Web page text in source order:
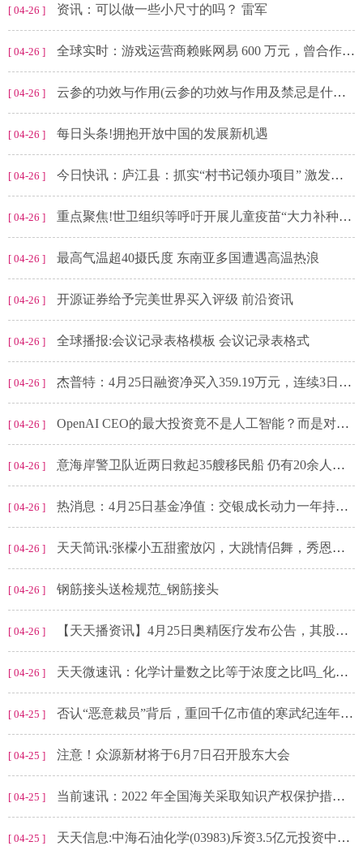
[ 04-26 ] 资讯：可以做一些小尺寸的吗？ ​​​雷军
[ 04-26 ] 全球实时：游戏运营商赖账网易 600 万元，曾合作《梦幻西游》等
[ 04-26 ] 云参的功效与作用(云参的功效与作用及禁忌是什么)|全球热点
[ 04-26 ] 每日头条!拥抱开放中国的发展新机遇
[ 04-26 ] 今日快讯：庐江县：抓实“村书记领办项目” 激发乡村振兴新活力
[ 04-26 ] 重点聚焦!世卫组织等呼吁开展儿童疫苗“大力补种”行动
[ 04-26 ] 最高气温超40摄氏度 东南亚多国遭遇高温热浪
[ 04-26 ] 开源证券给予完美世界买入评级 前沿资讯
[ 04-26 ] 全球播报:会议记录表格模板 会议记录表格式
[ 04-26 ] 杰普特：4月25日融资净买入359.19万元，连续3日累计净买入477.16万元-今日热门
[ 04-26 ] OpenAI CEO的最大投资竟不是人工智能？而是对这一领域重点布局-观天下
[ 04-26 ] 意海岸警卫队近两日救起35艘移民船 仍有20余人失踪_每日时讯
[ 04-26 ] 热消息：4月25日基金净值：交银成长动力一年持有混合A最新净值0.7145，跌1.23%
[ 04-26 ] 天天简讯:张檬小五甜蜜放闪，大跳情侣舞，秀恩爱视频获亲妈祝福，直言每天都是七夕
[ 04-26 ] 钢筋接头送检规范_钢筋接头
[ 04-26 ] 【天天播资讯】4月25日奥精医疗发布公告，其股东减持19.01万股
[ 04-26 ] 天天微速讯：化学计量数之比等于浓度之比吗_化学计量数
[ 04-25 ] 否认“恶意裁员”背后，重回千亿市值的寒武纪连年亏损
[ 04-25 ] 注意！众源新材将于6月7日召开股东大会
[ 04-25 ] 当前速讯：2022 年全国海关采取知识产权保护措施 6.46 万次，扣留涉嫌侵犯商标权货物 7632.31 万件
[ 04-25 ] 天天信息:中海石油化学(03983)斥资3.5亿元投资中海信托设立的信托计划